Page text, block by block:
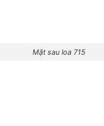
Mặt sau loa 715